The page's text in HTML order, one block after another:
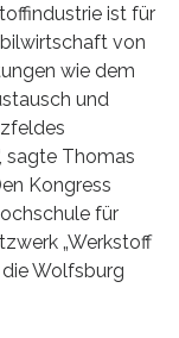
ist für
von
wie dem
und
sagte Thomas
Kongress
für
„Werkstoff
Wolfsburg